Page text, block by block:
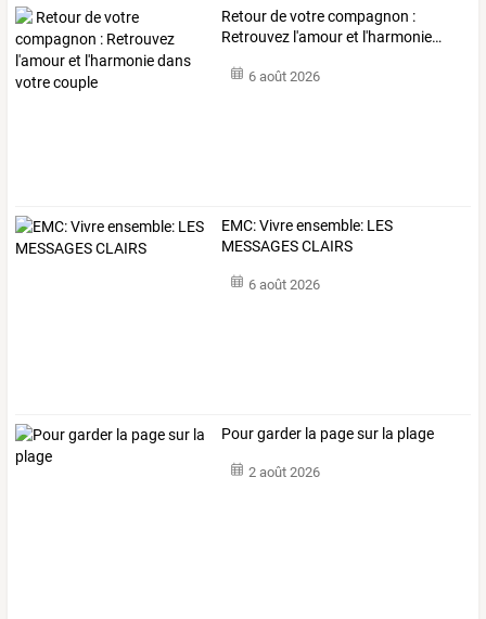
Retourdevotrecompagnon :
Retrouvez l'amouret l'harmonie…
6 août 2026
EMC: Vivre ensemble: LES
MESSAGES CLAIRS
6 août 2026
Pour garder la page sur la plage
2 août 2026